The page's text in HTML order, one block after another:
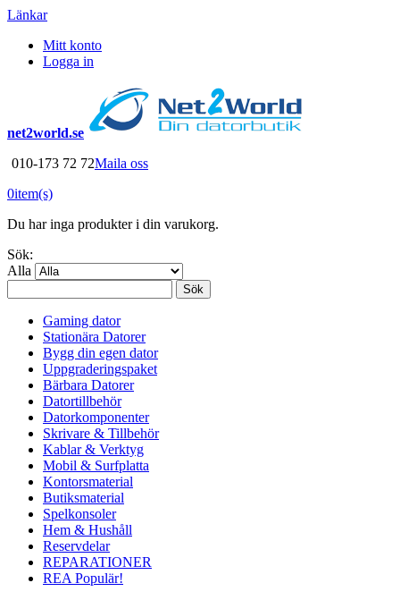
Länkar
Mitt konto
Logga in
net2world.se
010-173 72 72Maila oss
0item(s)
Du har inga produkter i din varukorg.
Sök:
Alla
Sök
Gaming dator
Stationära Datorer
Bygg din egen dator
Uppgraderingspaket
Bärbara Datorer
Datortillbehör
Datorkomponenter
Skrivare & Tillbehör
Kablar & Verktyg
Mobil & Surfplatta
Kontorsmaterial
Butiksmaterial
Spelkonsoler
Hem & Hushåll
Reservdelar
REPARATIONER
REA Populär!